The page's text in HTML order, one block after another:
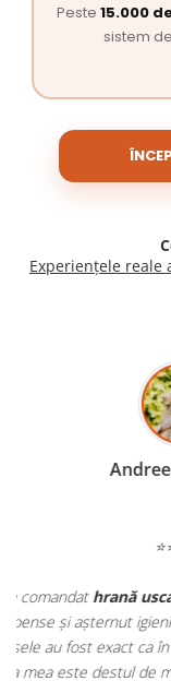
Peste 15.000
sistem
Experiențele reale
Apreciez foarte
doar hrană,
antiparazitare,
comod să pot